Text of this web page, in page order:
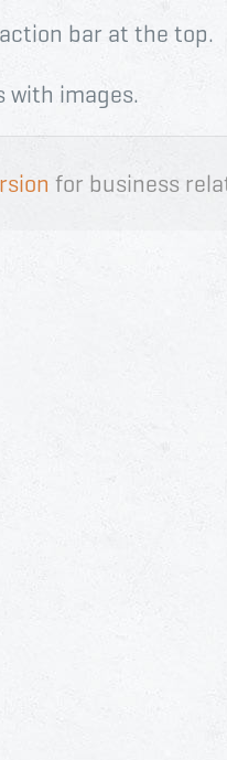
bar at the top.
with images.
for business